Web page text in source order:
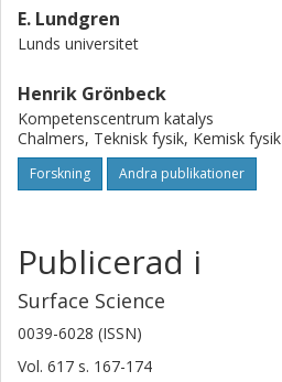
E. Lundgren
Lunds universitet
Henrik Grönbeck
Kompetenscentrum katalys
Chalmers, Teknisk fysik, Kemisk fysik
Forskning Andra publikationer
Publicerad i
Surface Science
0039-6028 (ISSN)
Vol. 617 s. 167-174